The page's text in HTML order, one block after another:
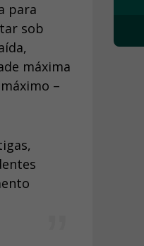
para
sob
máxima
–